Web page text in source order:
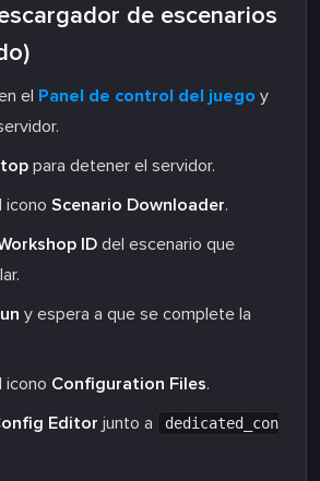
de escenarios
el Panel de control del juego y
para detener el servidor.
icono Scenario Downloader.
ID del escenario que
y espera a que se complete la
icono Configuration Files.
Editor junto a
dedicated_con